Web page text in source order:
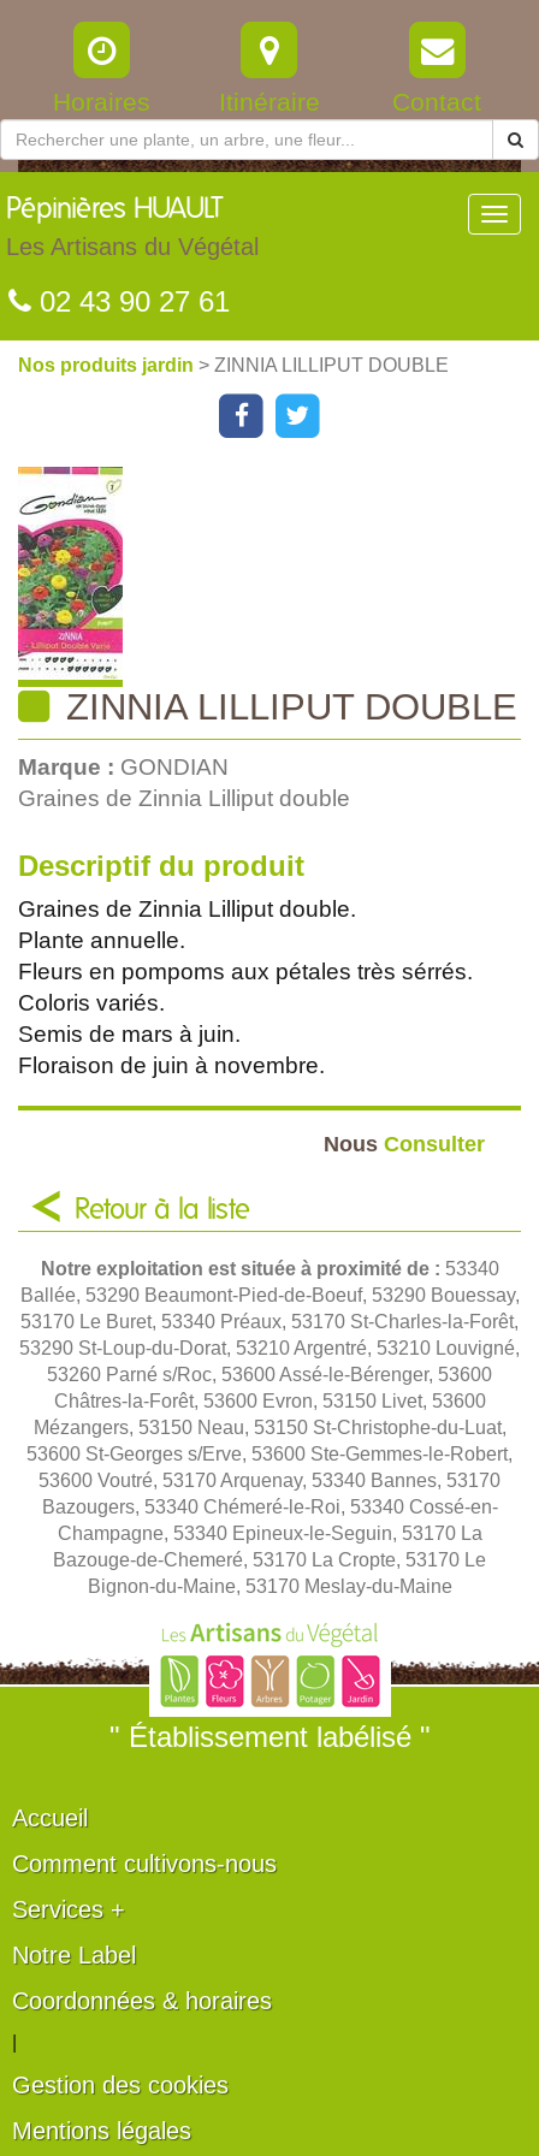
Horaires Itinéraire Contact
Pépinières HUAULT
Les Artisans du Végétal
02 43 90 27 61
Nos produits jardin > ZINNIA LILLIPUT DOUBLE
ZINNIA LILLIPUT DOUBLE
Marque : GONDIAN
Graines de Zinnia Lilliput double
Descriptif du produit
Graines de Zinnia Lilliput double.
Plante annuelle.
Fleurs en pompoms aux pétales très sérrés.
Coloris variés.
Semis de mars à juin.
Floraison de juin à novembre.
Nous Consulter
Retour à la liste
Notre exploitation est située à proximité de : 53340
Ballée, 53290 Beaumont-Pied-de-Boeuf, 53290 Bouessay,
53170 Le Buret, 53340 Préaux, 53170 St-Charles-la-Forêt,
53290 St-Loup-du-Dorat, 53210 Argentré, 53210 Louvigné,
53260 Parné s/Roc, 53600 Assé-le-Bérenger, 53600
Châtres-la-Forêt, 53600 Evron, 53150 Livet, 53600
Mézangers, 53150 Neau, 53150 St-Christophe-du-Luat,
53600 St-Georges s/Erve, 53600 Ste-Gemmes-le-Robert,
53600 Voutré, 53170 Arquenay, 53340 Bannes, 53170
Bazougers, 53340 Chémeré-le-Roi, 53340 Cossé-en-
Champagne, 53340 Epineux-le-Seguin, 53170 La
Bazouge-de-Chemeré, 53170 La Cropte, 53170 Le
Bignon-du-Maine, 53170 Meslay-du-Maine
" Établissement labélisé "
Accueil
Comment cultivons-nous
Services +
Notre Label
Coordonnées & horaires
Gestion des cookies
Mentions légales